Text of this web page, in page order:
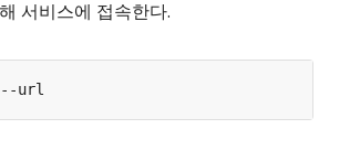
서비스에 접속한다.